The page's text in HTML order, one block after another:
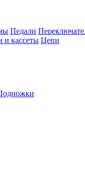
Педали
и кассеты Цепи